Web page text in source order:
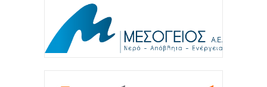
Viohalco: Ισχυρές επιδόσεις το πρώτο εξάμηνο του